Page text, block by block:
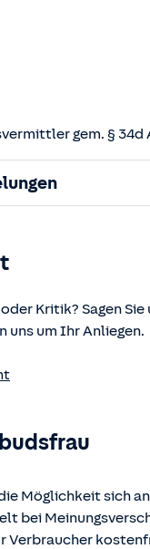
gem. § 34d
(VAG)
Kritik? Sagen
uns um Ihr Anliegen.
Möglichkeit sich
bei
Verbraucher